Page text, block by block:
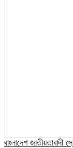
বাংলাদেশ জাতীয়তাবাদী